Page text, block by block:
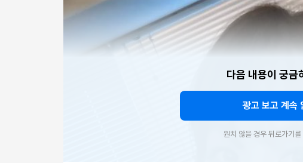
다음 내용이 궁금
광고 보고 계속
원치 않을 경우 뒤로가기